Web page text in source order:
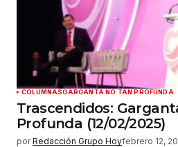
COLUMNASGARGANTA NO TAN PROFUNDA
Trascendidos:
Profunda (12/02/2025)
por Redacción Grupo Hoyfebrero 12,